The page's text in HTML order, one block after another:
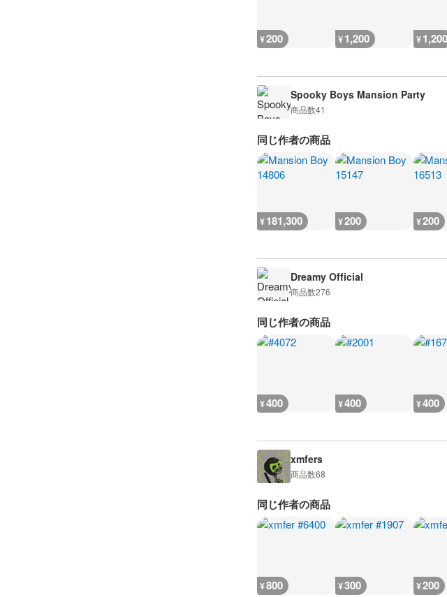
¥200 ¥1,200 ¥1,200
Spooky Boys Mansion Party
商品数41
同じ作者の商品
¥181,300 ¥200 ¥200
Dreamy Official
商品数276
同じ作者の商品
¥400 ¥400 ¥400
xmfers
商品数68
同じ作者の商品
¥800 ¥300 ¥200